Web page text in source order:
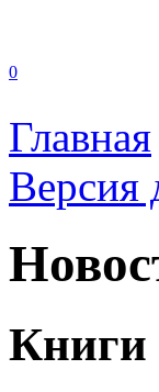
0
Главная
Версия
Книги